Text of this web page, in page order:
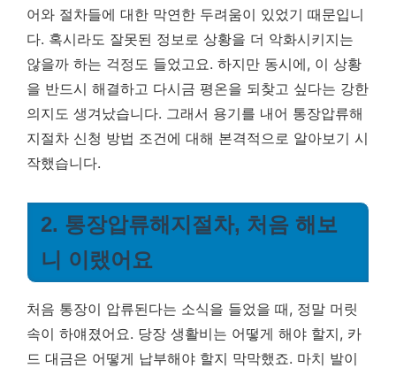
어와 절차들에 대한 막연한 두려움이 있었기 때문입니
다. 혹시라도 잘못된 정보로 상황을 더 악화시키지는
않을까 하는 걱정도 들었고요. 하지만 동시에, 이 상황
을 반드시 해결하고 다시금 평온을 되찾고 싶다는 강한
의지도 생겨났습니다. 그래서 용기를 내어 통장압류해
지절차 신청 방법 조건에 대해 본격적으로 알아보기 시
작했습니다.
2. 통장압류해지절차, 처음 해보
니 이랬어요
처음 통장이 압류된다는 소식을 들었을 때, 정말 머릿
속이 하얘졌어요. 당장 생활비는 어떻게 해야 할지, 카
드 대금은 어떻게 납부해야 할지 막막했죠. 마치 발이